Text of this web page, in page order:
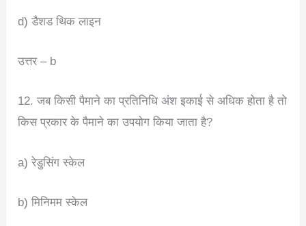
d) डैशड थिक लाइन
उत्तर – b
12. जब किसी पैमाने का प्रतिनिधि अंश इकाई से अधिक होता है तो
किस प्रकार के पैमाने का उपयोग किया जाता है?
a) रेडुसिंग स्केल
b) मिनिमम स्केल